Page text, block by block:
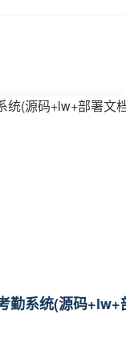
勤系统(源码